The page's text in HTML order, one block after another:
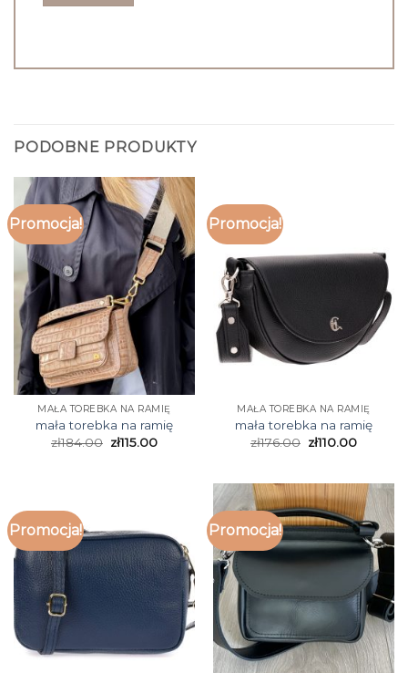
PODOBNE PRODUKTY
Promocja!
MAŁA TOREBKA NA RAMIĘ
mała torebka na ramię
zł184.00 zł115.00
Promocja!
MAŁA TOREBKA NA RAMIĘ
mała torebka na ramię
zł176.00 zł110.00
Promocja! Promocja!